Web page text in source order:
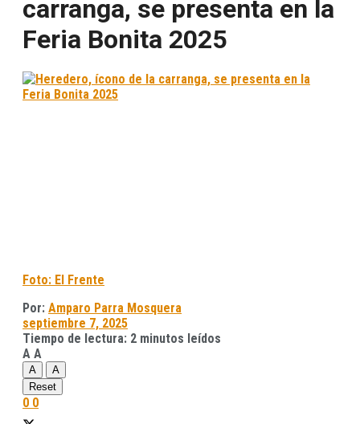
carranga, se presenta en la
Feria Bonita 2025
Foto: El Frente
Por: Amparo Parra Mosquera
septiembre 7, 2025
Tiempo de lectura: 2 minutos leídos
A A
A
A
Reset
0 0